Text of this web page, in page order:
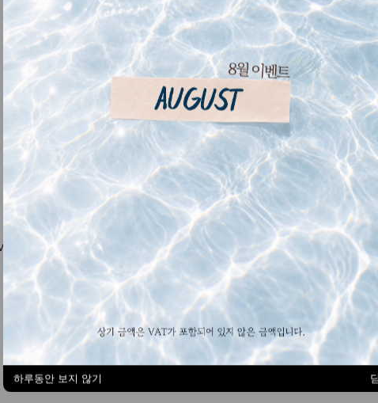
하루동안 보지 않기
YOUR SKIN & VIVA YOUR LIFE VIVA YOUR SKIN & VIVA YOUR LIFE